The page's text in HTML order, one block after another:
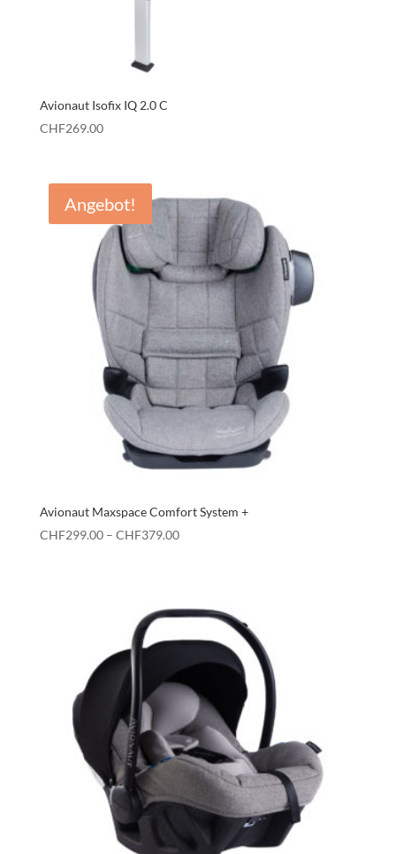
Avionaut Isofix IQ 2.0 C
CHF269.00
Angebot!
Avionaut Maxspace Comfort System +
CHF299.00 – CHF379.00Preisspanne: